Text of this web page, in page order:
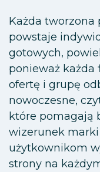
Każda tworzona
powstaje
gotowych,
ponieważ każda
ofertę i grupę
nowoczesne,
które pomagają
wizerunek
użytkownikom
strony na